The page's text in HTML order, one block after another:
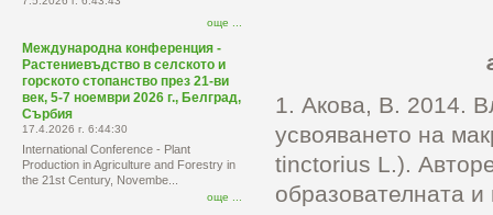
още ...
Международна конференция -
Растениевъдство в селското и
горското стопанство през 21-ви
век, 5-7 ноември 2026 г., Белград,
Сърбия
17.4.2026 г. 6:44:30
International Conference - Plant
Production in Agriculture and Forestry in
the 21st Century, Novembe...
още ...
1. Акова, В. 2014.
усвояването на
tinctorius L.).
образователната